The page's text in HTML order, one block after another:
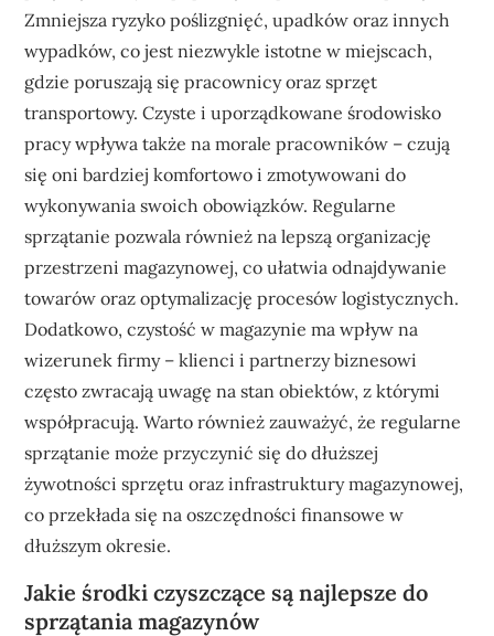
Zmniejsza ryzyko poślizgnięć, upadków oraz innych
wypadków, co jest niezwykle istotne w miejscach,
gdzie poruszają się pracownicy oraz sprzęt
transportowy. Czyste i uporządkowane środowisko
pracy wpływa także na morale pracowników – czują
się oni bardziej komfortowo i zmotywowani do
wykonywania swoich obowiązków. Regularne
sprzątanie pozwala również na lepszą organizację
przestrzeni magazynowej, co ułatwia odnajdywanie
towarów oraz optymalizację procesów logistycznych.
Dodatkowo, czystość w magazynie ma wpływ na
wizerunek firmy – klienci i partnerzy biznesowi
często zwracają uwagę na stan obiektów, z którymi
współpracują. Warto również zauważyć, że regularne
sprzątanie może przyczynić się do dłuższej
żywotności sprzętu oraz infrastruktury magazynowej,
co przekłada się na oszczędności finansowe w
dłuższym okresie.
Jakie środki czyszczące są najlepsze do
sprzątania magazynów